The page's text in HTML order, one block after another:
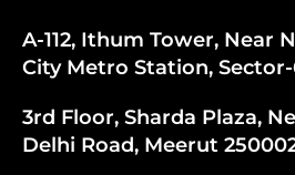
A-112, Ithum Tower, Near
City Metro Station, Sector-
3rd Floor, Sharda Plaza,
Delhi Road, Meerut